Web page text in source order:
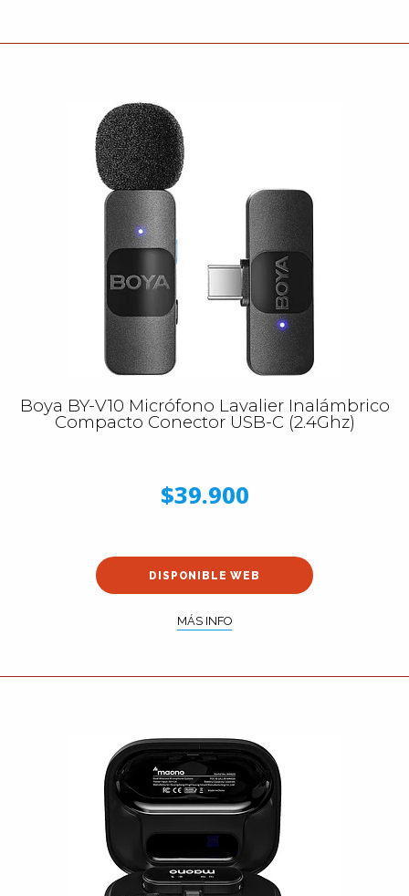
Boya BY-V10 Micrófono Lavalier Inalámbrico
Compacto Conector USB-C (2.4Ghz)
$39.900
DISPONIBLE WEB
MÁS INFO